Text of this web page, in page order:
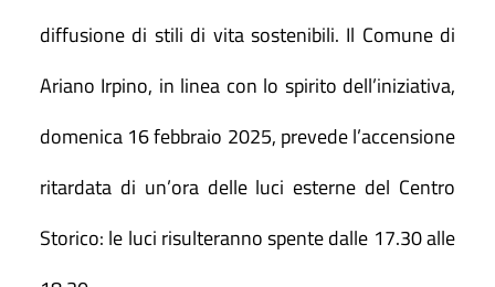
diffusione di stili di vita sostenibili. Il Comune di
Ariano Irpino, in linea con lo spirito dell’iniziativa,
domenica 16 febbraio 2025, prevede l’accensione
ritardata di un’ora delle luci esterne del Centro
Storico: le luci risulteranno spente dalle 17.30 alle